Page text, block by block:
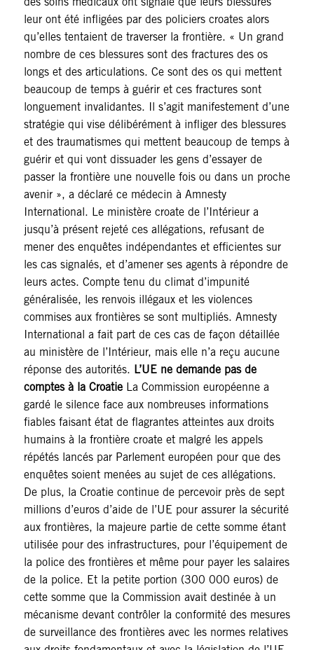
leur ont été infligées par des policiers croates alors
qu’elles tentaient de traverser la frontière. « Un grand
nombre de ces blessures sont des fractures des os
longs et des articulations. Ce sont des os qui mettent
beaucoup de temps à guérir et ces fractures sont
longuement invalidantes. Il s’agit manifestement d’une
stratégie qui vise délibérément à infliger des blessures
et des traumatismes qui mettent beaucoup de temps à
guérir et qui vont dissuader les gens d’essayer de
passer la frontière une nouvelle fois ou dans un proche
avenir », a déclaré ce médecin à Amnesty
International. Le ministère croate de l’Intérieur a
jusqu’à présent rejeté ces allégations, refusant de
mener des enquêtes indépendantes et efficientes sur
les cas signalés, et d’amener ses agents à répondre de
leurs actes. Compte tenu du climat d’impunité
généralisée, les renvois illégaux et les violences
commises aux frontières se sont multipliés. Amnesty
International a fait part de ces cas de façon détaillée
au ministère de l’Intérieur, mais elle n’a reçu aucune
réponse des autorités. L’UE ne demande pas de
comptes à la CroatieLa Commission européenne a
gardé le silence face aux nombreuses informations
fiables faisant état de flagrantes atteintes aux droits
humains à la frontière croate et malgré les appels
répétés lancés par Parlement européen pour que des
enquêtes soient menées au sujet de ces allégations.
De plus, la Croatie continue de percevoir près de sept
millions d’euros d’aide de l’UE pour assurer la sécurité
aux frontières, la majeure partie de cette somme étant
utilisée pour des infrastructures, pour l’équipement de
la police des frontières et même pour payer les salaires
de la police. Et la petite portion (300 000 euros) de
cette somme que la Commission avait destinée à un
mécanisme devant contrôler la conformité des mesures
de surveillance des frontières avec les normes relatives